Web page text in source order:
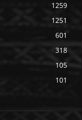
1259
1251
601
318
105
101